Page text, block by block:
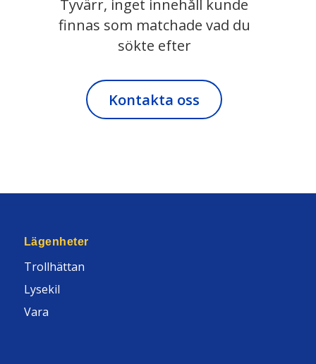
Tyvärr, inget innehåll kunde
finnas som matchade vad du
sökte efter
Kontakta oss
Lägenheter
Trollhättan
Lysekil
Vara